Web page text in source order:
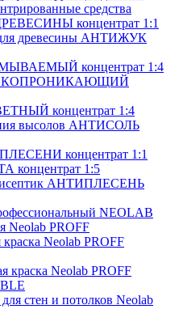
средства
концентрат 1:1
древесины АНТИЖУК
концентрат 1:4
концентрат 1:4
высолов АНТИСОЛЬ
концентрат 1:1
1:5
АНТИПЛЕСЕНЬ
NEOLAB
Neolab PROFF
Neolab PROFF
краска Neolab PROFF
стен и потолков Neolab